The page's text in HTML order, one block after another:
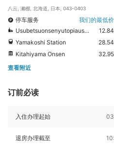
八云, 濑棚, 北海道, 日本, 043-0403
停车服务
我们的最低
Usubetsuonsenyutopiausubetsu Hot Spring
Yamakoshi Station
Kitahiyama Onsen
查看附近
订前必读
入住办理起始
退房办理截至